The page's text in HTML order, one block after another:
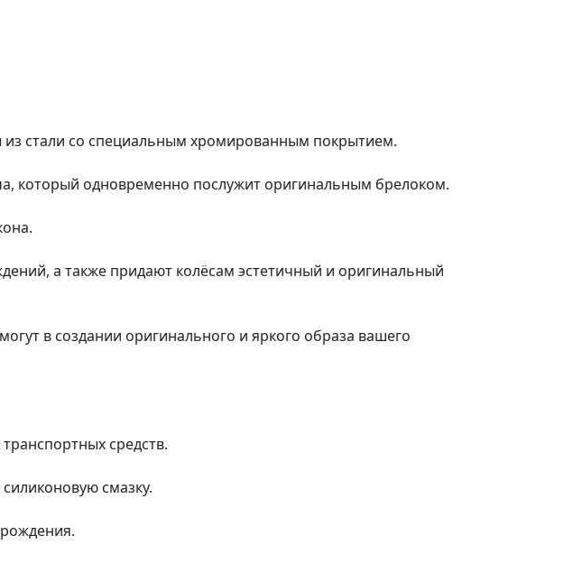
стали со специальным хромированным покрытием.
который одновременно послужит оригинальным брелоком.
а также придают колёсам эстетичный и оригинальный
в создании оригинального и яркого образа вашего
средств.
смазку.